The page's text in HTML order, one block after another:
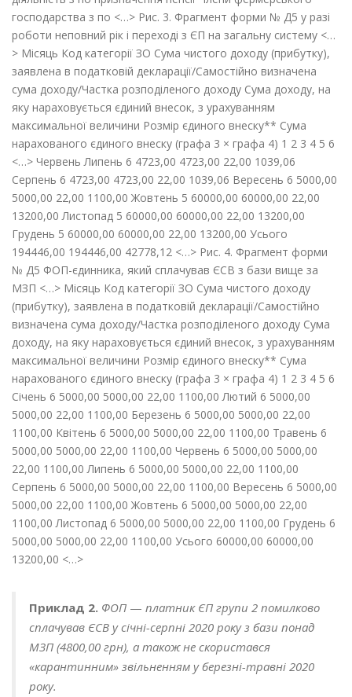
Приклад 2. ФОП — платник ЄП групи 2 помилково
сплачував ЄСВ у січні-серпні 2020 року з бази понад
МЗП (4800,00 грн), а також не скористався
«карантинним» звільненням у березні-травні 2020
року.